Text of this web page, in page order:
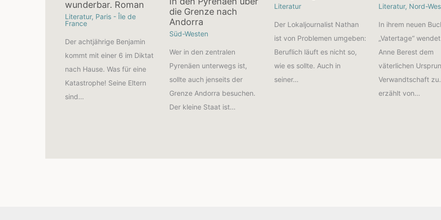
wunderbar. Roman
Literatur, Paris - Île de
France
Der achtjährige Benjamin
kommt mit einer 6 im Diktat
nach Hause. Was für eine
Katastrophe! Seine Eltern
sind…
die Grenze nach
Andorra
Süd-Westen
Wer in den zentralen
Pyrenäen unterwegs ist,
sollte auch jenseits der
Grenze Andorra besuchen.
Der kleine Staat ist…
Literatur
Der Lokaljournalist Nathan
ist von Problemen umgeben:
Beruflich läuft es nicht so,
wie es sollte. Auch in
seiner…
Literatur, Nord-
In ihrem neuen
„Vatertage“
Anne Berest dem
väterlichen
Verwandtschaft
erzählt von…